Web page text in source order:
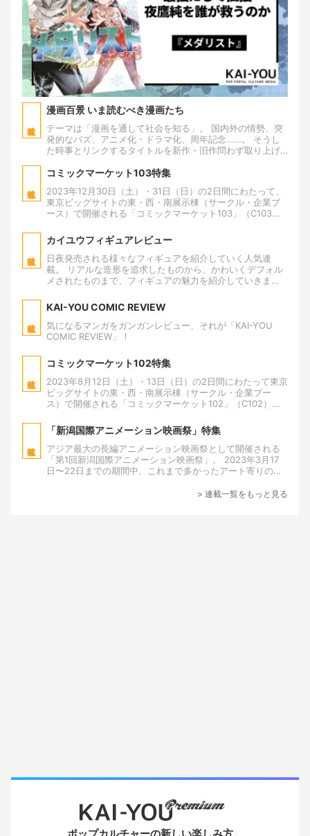
漫画百景 いま読むべき漫画たち
テーマは「漫画を通して社会を知る」。 国内外の情勢、突
発的なバズ、アニメ化・ドラマ化、周年記念……。 そうし
た時事とリンクするタイトルを新作・旧作問わず取り上げ
紹介します。
コミックマーケット103特集
2023年12月30日（土）・31日（日）の2日間にわたって、
東京ビッグサイトの東・西・南展示棟（サークル・企業ブ
ース）で開催される「コミックマーケット103」（C103）
よそ2万6000のサークルが様々なジャンルの作品を展示・
頒布する世界最大級の同人誌即売会。 夏コミ「C102」で
は、来場者数の上限をはじめ、コロナ禍の影響で設けてき
た様々な制限を大幅に緩和したコミケ（コミケット）。来
場者数は合計26万人を記録した。 今回の冬コミでもその流
もサークルを配置。2日間で2万6000スペースとなった。
カイユウフィギュアレビュー
日夜発売される様々なフィギュアを紹介していく人気連
載。 リアルな造形を追求したものから、かわいくデフォル
メされたものまで、フィギュアの魅力を紹介していきま
KAI-YOU COMIC REVIEW
気になるマンガをガンガンレビュー、それが「KAI-YOU
COMIC REVIEW」！
コミックマーケット102特集
2023年8月12日（土）・13日（日）の2日間にわたって東京
ビッグサイトの東・西・南展示棟（サークル・企業ブー
ス）で開催される「コミックマーケット102」（C102）を
様々な制限を設けてきたコミケ／コミケット。しかし、今
回の夏コミではそれらを大幅に緩和。 各種のガイドライン
が廃止されたことを受け、1日あたりの来場者数の上限を撤
廃し、さらに当日午後からの入場が可能になるなど、かつ
ての熱狂を取り戻す準備が整いつつある。
「新潟国際アニメーション映画祭」特集
アジア最大の長編アニメーション映画祭として開催される
「第1回新潟国際アニメーション映画祭」。 2023年3月17
日〜22日までの期間中、これまで多かったアート寄りの短
> 連載一覧をもっと見る